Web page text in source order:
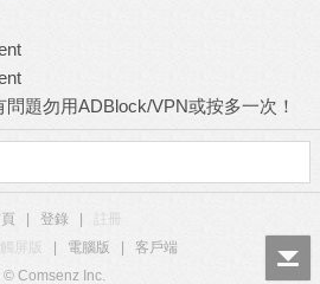
題勿用ADBlock/VPN或按多一次！
登錄
觸屏版 電腦版
客戶端
© Comsenz Inc.